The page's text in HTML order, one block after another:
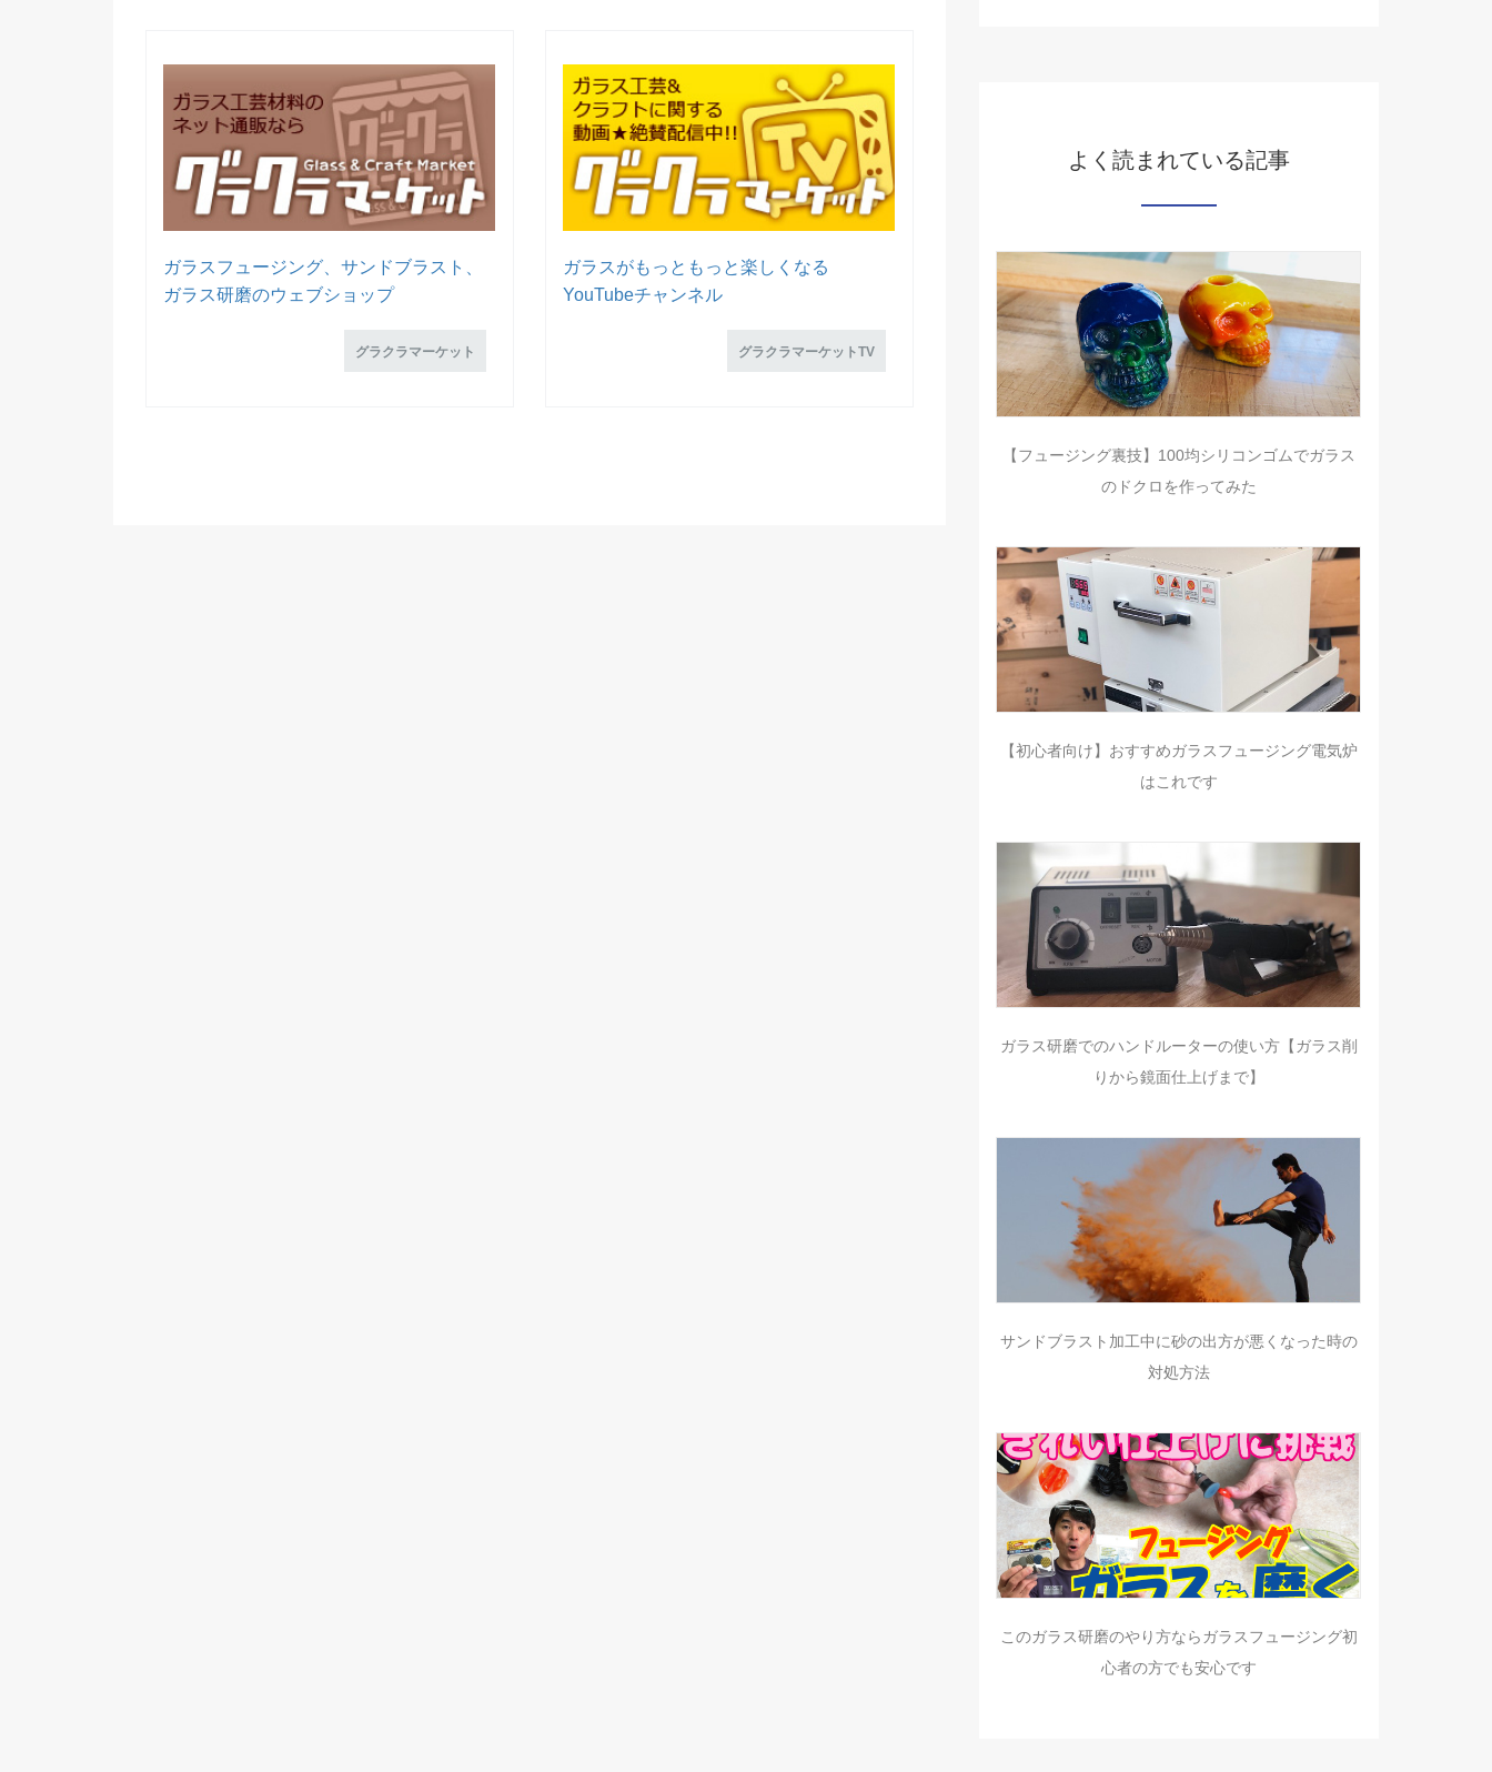
ガラスフュージング、サンドブラスト、
ガラス研磨のウェブショップ
グラクラマーケット
ガラスがもっともっと楽しくなる
YouTubeチャンネル
グラクラマーケットTV
よく読まれている記事
【フュージング裏技】100均シリコンゴムでガラス
のドクロを作ってみた
【初心者向け】おすすめガラスフュージング電気炉
はこれです
ガラス研磨でのハンドルーターの使い方【ガラス削
りから鏡面仕上げまで】
サンドブラスト加工中に砂の出方が悪くなった時の
対処方法
このガラス研磨のやり方ならガラスフュージング初
心者の方でも安心です